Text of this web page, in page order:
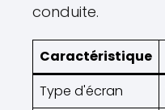
conduite.
Caractéristique
Type d'écran